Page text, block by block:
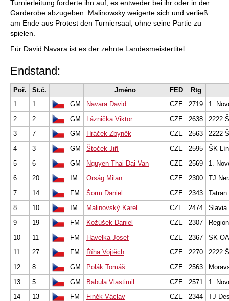
Turnierleitung forderte ihn auf, es entweder bei ihr oder in der
Garderobe abzugeben. Malinowsky weigerte sich und verließ
am Ende aus Protest den Turniersaal, ohne seine Partie zu
spielen.
Für David Navara ist es der zehnte Landesmeistertitel.
Endstand:
Poř. St.č. Jméno FED
Rtg
1
1 GM Navara David CZE 2719
1.
2
2 GM Láznička Viktor CZE 2638
2222
3
7 GM Hráček Zbyněk CZE 2563
2222
4
3 GM Štoček Jiří CZE 2595
ŠK
5
6 GM Nguyen Thai Dai Van CZE 2569
1.
6
20 IM Orság Milan CZE 2300
TJ
7
14 FM Šorm Daniel CZE 2343
8
10 IM Malinovský Karel CZE 2474
Slavia
9
19 FM Kožúšek Daniel CZE 2307
10
11 FM Havelka Josef CZE 2367
SK
11
27 FM Říha Vojtěch CZE 2270
2222
12
8 GM Polák Tomáš CZE 2563
13
5 GM Babula Vlastimil CZE 2571
1.
14
13 FM Finěk Václav CZE 2344
TJ